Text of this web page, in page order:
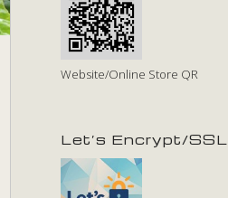
Website/Online Store QR
Let’s Encrypt/SSL